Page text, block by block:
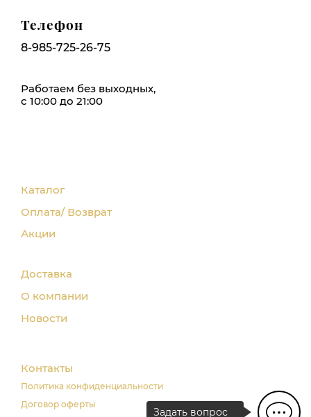
Задать вопрос
Телефон
8-985-725-26-75
Работаем без выходных,
с 10:00 до 21:00
Каталог
Оплата/ Возврат
Акции
Доставка
О компании
Новости
Контакты
Политика конфиденциальности
Договор оферты